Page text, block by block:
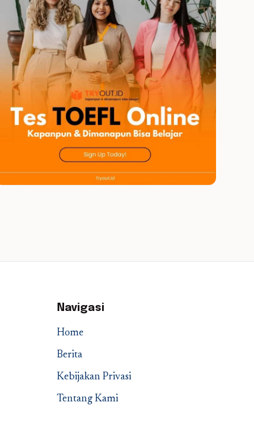
Navigasi
Home
Berita
Kebijakan Privasi
Tentang Kami